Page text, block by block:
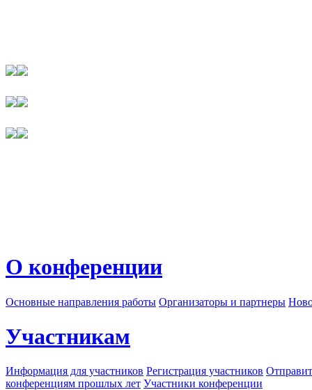
О конференции
Основные направления работы Организаторы и партнеры
Участникам
Информация для участников Регистрация участников
конференциям прошлых лет Участники конференции